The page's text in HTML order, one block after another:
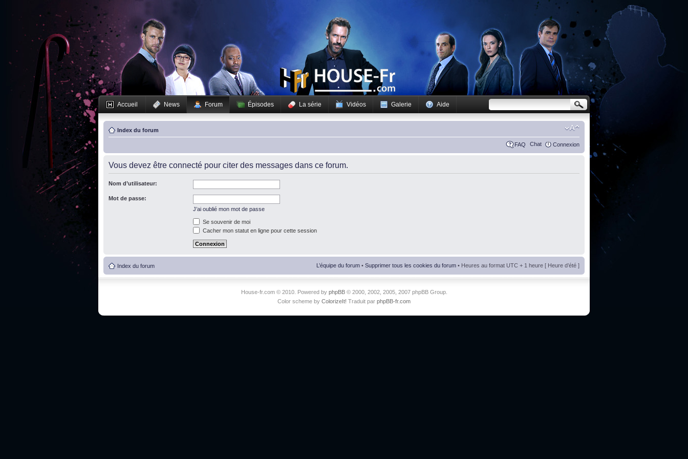
Accueil News Forum Épisodes La série Vidéos Galerie Aide
Index du forum
FAQ Chat Connexion
Vous devez être connecté pour citer des messages dans ce forum.
Nom d’utilisateur:
Mot de passe:
J’ai oublié mon mot de passe
Se souvenir de moi
Cacher mon statut en ligne pour cette session
Index du forum L’équipe du forum • Supprimer tous les cookies du forum • Heures au format UTC + 1 heure [ Heure d’été ]
House-fr.com © 2010. Powered by phpBB© 2000, 2002, 2005, 2007 phpBB Group.
Color scheme by ColorizeIt! Traduit par phpBB-fr.com